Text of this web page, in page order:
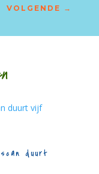
VOLGENDE →
duurt